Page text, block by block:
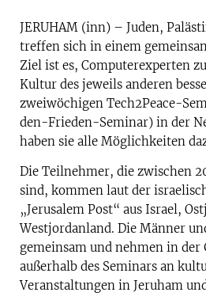
JERUHAM (inn) – Juden,
treffen sich in einem
Ziel ist es, Computerexperten
Kultur des jeweils anderen
zweiwöchigen Tech2Peace-
den-Frieden-Seminar) in der
haben sie alle Möglichkeiten
Die Teilnehmer, die zwischen
sind, kommen laut der
„Jerusalem Post“ aus Israel,
Westjordanland. Die Männer
gemeinsam und nehmen in der
außerhalb des Seminars an
Veranstaltungen in Jeruham